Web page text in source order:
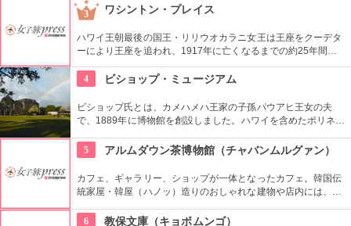
いメロディーが親しまれていますね。
3 ワシントン・プレイス
ハワイ王朝最後の国王・リリウオカラニ女王は王座をクーデタ
ーにより王座を追われ、1917年に亡くなるまでの約25年間、
この邸宅で暮らしていました。「アロハオエ」を作曲した音楽
に才能のあった女性。ピアノやギターの展示品も見ることがで
4 ビショップ・ミュージアム
ビショップ氏とは、カメハメハ王家の子孫パウアヒ王女の夫
で、1889年に博物館を創設しました。ハワイを含めたポリネシ
や中の吹き抜け、インテリアも見ごたえあります。
5 アルムダウン茶博物館（チャバンムルグァン）
カフェ、ギャラリー、ショップが一体となったカフェ。韓国伝
統家屋・韓屋（ハノッ）造りのおしゃれな建物や店内には、ま
び、優雅な気分でお茶を味わえます。ギャラリーは入場無料な
6 教保文庫（キョボムンゴ）